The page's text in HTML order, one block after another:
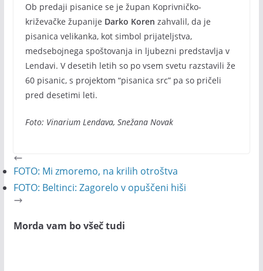
Ob predaji pisanice se je župan Koprivničko-
križevačke županije Darko Koren zahvalil, da je
pisanica velikanka, kot simbol prijateljstva,
medsebojnega spoštovanja in ljubezni predstavlja v
Lendavi. V desetih letih so po vsem svetu razstavili že
60 pisanic, s projektom “pisanica src” pa so pričeli
pred desetimi leti.
Foto: Vinarium Lendava, Snežana Novak
FOTO: Mi zmoremo, na krilih otroštva
FOTO: Beltinci: Zagorelo v opuščeni hiši
Morda vam bo všeč tudi